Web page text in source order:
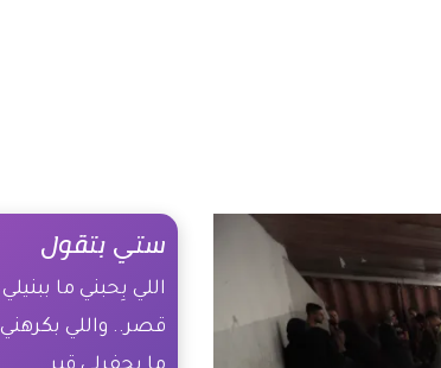
ستي بتقول
اللي بِحبني ما ببنيلي
قصر.. واللي بكرهني